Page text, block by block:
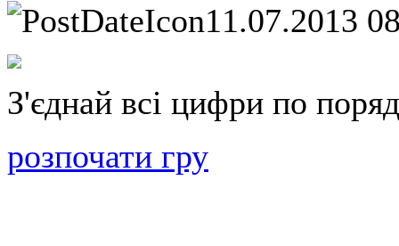
11.07.2013
З'єднай всі цифри по
розпочати гру